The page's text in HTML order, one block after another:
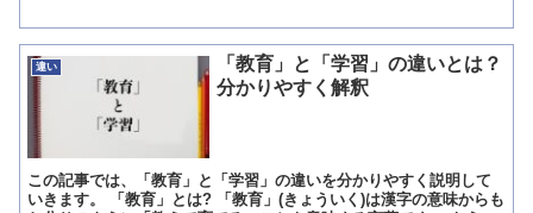
違い
「教育」と「学習」の違いとは？
分かりやすく解釈
この記事では、「教育」と「学習」の違いを分かりやすく説明して
いきます。 「教育」とは? 「教育」(きょういく)は漢字の意味からも